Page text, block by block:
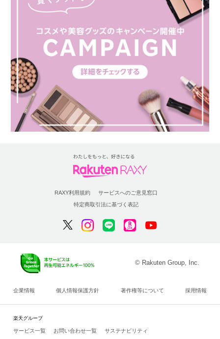
RAXY利用規約
サービスへのご意見窓口
特定商取引法に基づく表記
© Rakuten Group, Inc.
企業情報 個人情報保護方針 著作権等について 採用情報
楽天グループ
サービス一覧 お問い合わせ一覧 サステナビリティ